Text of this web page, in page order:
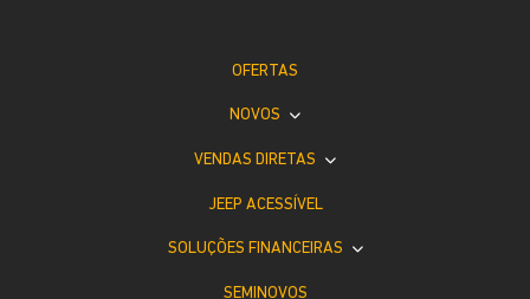
OFERTAS
NOVOS
VENDAS DIRETAS
JEEP ACESSÍVEL
SOLUÇÕES FINANCEIRAS
SEMINOVOS